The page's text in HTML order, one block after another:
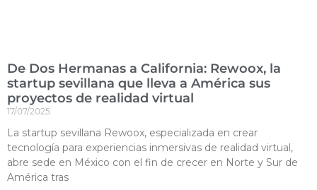
De Dos Hermanas a California: Rewoox, la
startup sevillana que lleva a América sus
proyectos de realidad virtual
17/07/2025
La startup sevillana Rewoox, especializada en crear
tecnología para experiencias inmersivas de realidad virtual,
abre sede en México con el fin de crecer en Norte y Sur de
América tras